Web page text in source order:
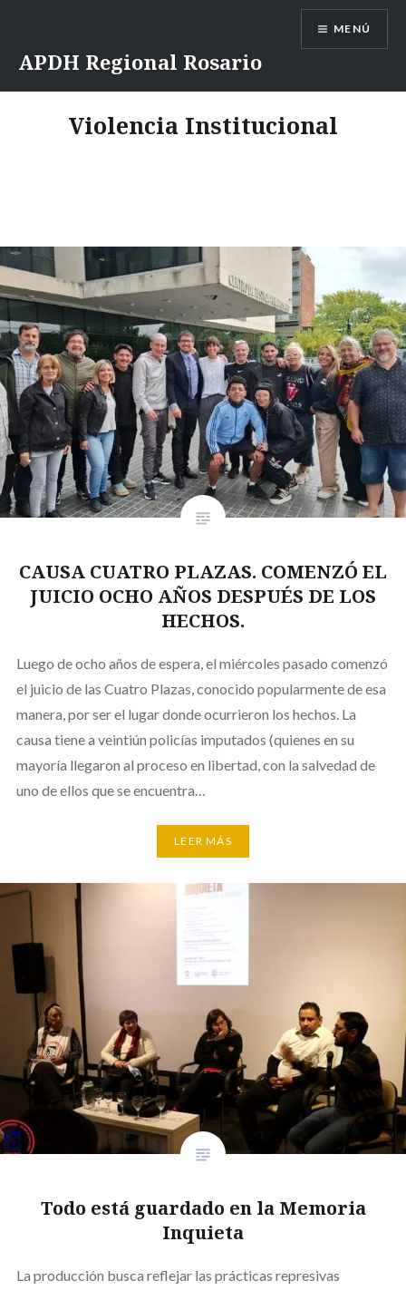
APDH Regional Rosario
MENÚ
Violencia Institucional
CAUSA CUATRO PLAZAS. COMENZÓ EL
JUICIO OCHO AÑOS DESPUÉS DE LOS
HECHOS.
Luego de ocho años de espera, el miércoles pasado comenzó
el juicio de las Cuatro Plazas, conocido popularmente de esa
manera, por ser el lugar donde ocurrieron los hechos. La
causa tiene a veintiún policías imputados (quienes en su
mayoría llegaron al proceso en libertad, con la salvedad de
uno de ellos que se encuentra…
LEER MÁS
Todo está guardado en la Memoria
Inquieta
La producción busca reflejar las prácticas represivas